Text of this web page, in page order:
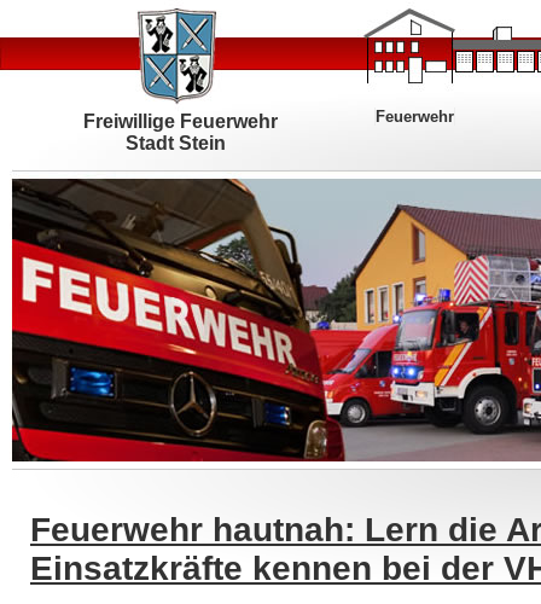
Freiwillige Feuerwehr
Stadt Stein
Feuerwehr
Feuerwehr hautnah: Lern die
Einsatzkräfte kennen bei der